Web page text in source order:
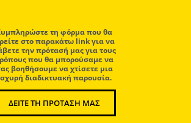
τη φόρμα που θα
στο παρακάτω link για να
την πρότασή μας για τους
που θα μπορούσαμε να
βοηθήσουμε να χτίσετε μια
διαδικτυακή παρουσία.
ΔΕΙΤΕ ΤΗ ΠΡΟΤΑΣΗ ΜΑΣ